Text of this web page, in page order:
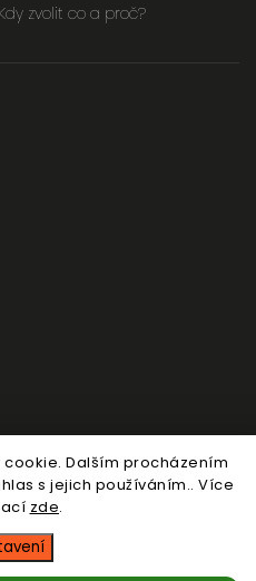
Dalším procházením
s jejich používáním.. Více
zde.
zvolit co a proč?
práva vyhrazena.